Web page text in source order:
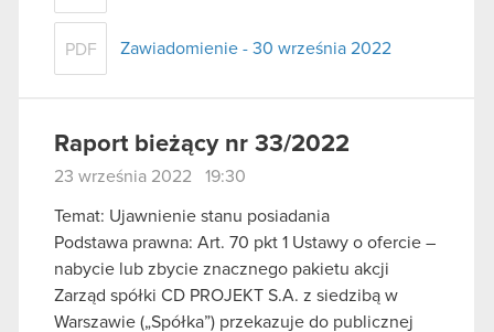
PDF Zawiadomienie - 30 września 2022
Raport bieżący nr 33/2022
23 września 2022 19:30
Temat: Ujawnienie stanu posiadania
Podstawa prawna: Art. 70 pkt 1 Ustawy o ofercie –
nabycie lub zbycie znacznego pakietu akcji
Zarząd spółki CD PROJEKT S.A. z siedzibą w
Warszawie („Spółka”) przekazuje do publicznej